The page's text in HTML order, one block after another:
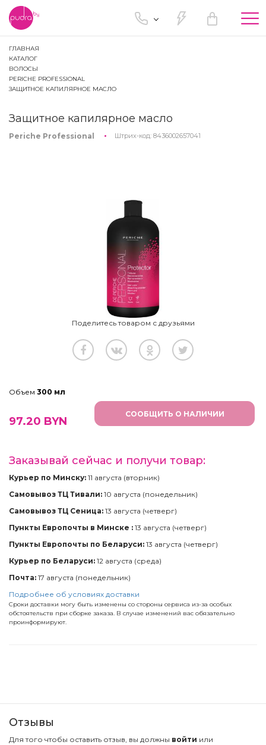
ГЛАВНАЯ
КАТАЛОГ
ВОЛОСЫ
PERICHE PROFESSIONAL
ЗАЩИТНОЕ КАПИЛЯРНОЕ МАСЛО
Защитное капилярное масло
Periche Professional Штрих-код: 8436002657041
Поделитесь товаром с друзьями
Объем 300 мл
97.20 BYN
СООБЩИТЬ О НАЛИЧИИ
Заказывай сейчас и получи товар:
Курьер по Минску: 11 августа (вторник)
Самовывоз ТЦ Тивали: 10 августа (понедельник)
Самовывоз ТЦ Сеница: 13 августа (четверг)
Пункты Европочты в Минске : 13 августа (четверг)
Пункты Европочты по Беларуси: 13 августа (четверг)
Курьер по Беларуси: 12 августа (среда)
Почта: 17 августа (понедельник)
Подробнее об условиях доставки
Сроки доставки могу быть изменены со стороны сервиса из-за особых
обстоятельств при сборке заказа. В случае изменений вас обязательно
проинформируют.
Отзывы
Для того чтобы оставить отзыв, вы должны войти или